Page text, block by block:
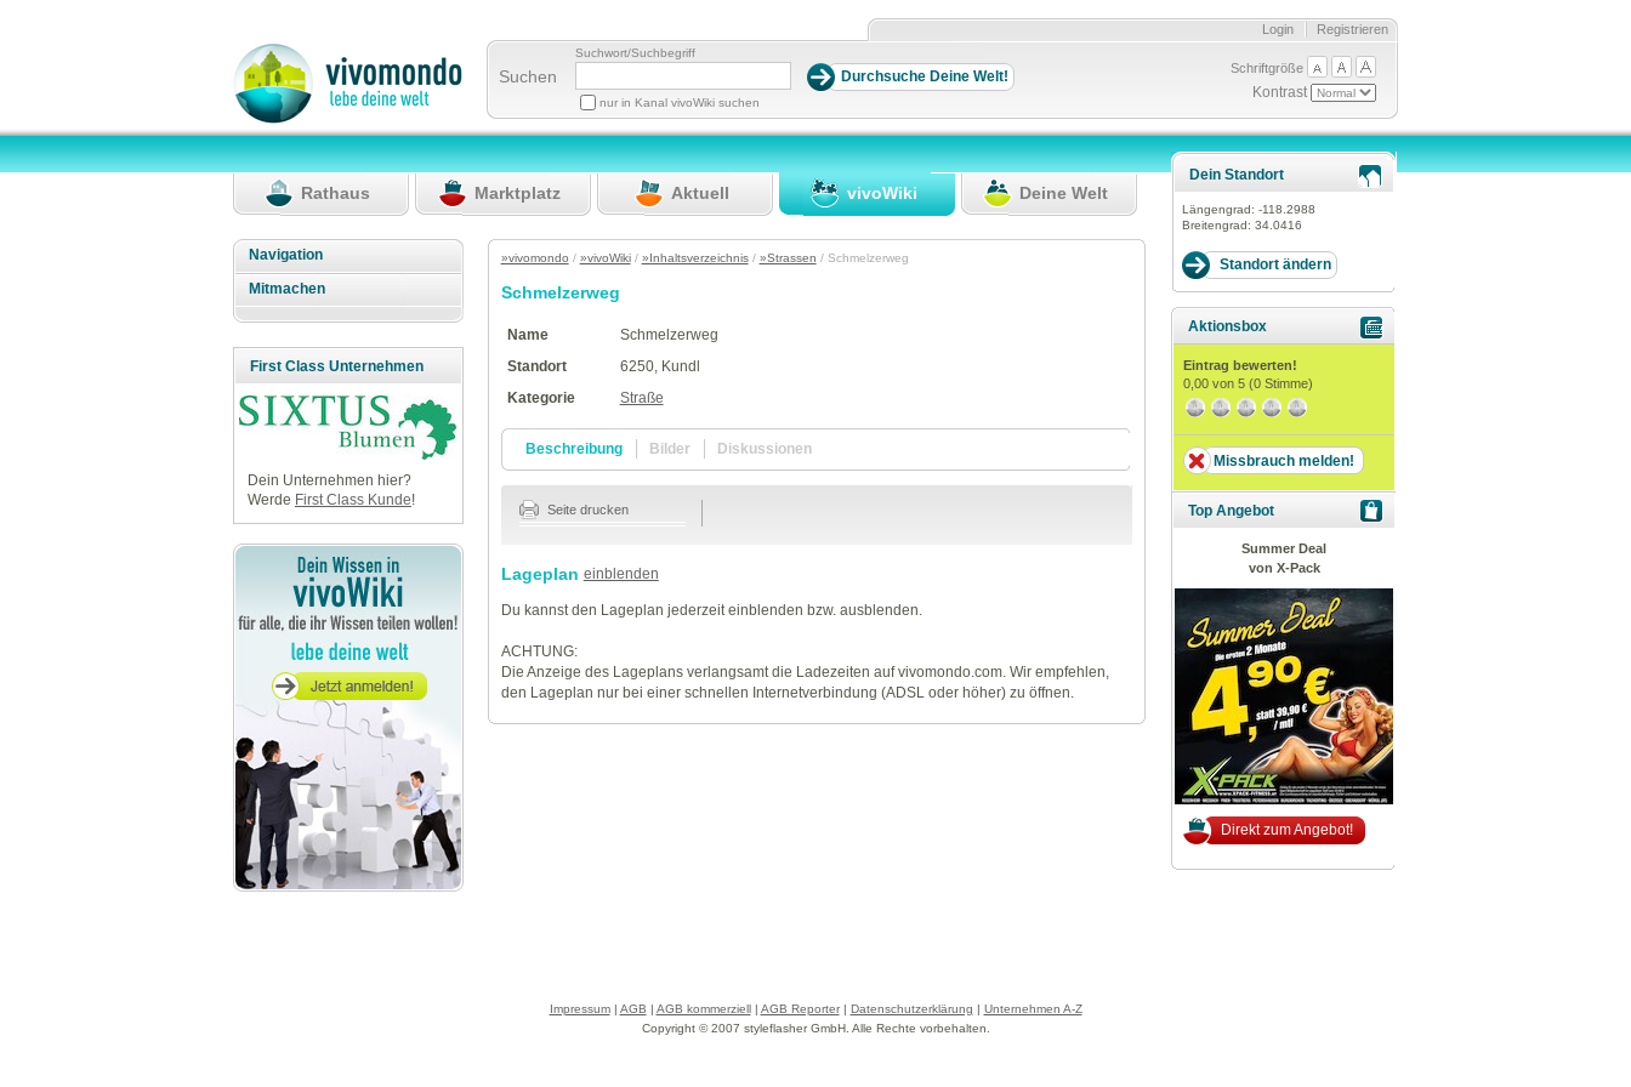
Registrieren
Login
Suchen
Suchwort/Suchbegriff
nur in Kanal vivoWiki suchen
Schriftgröße
Kontrast
Rathaus Marktplatz Aktuell vivoWiki Deine Welt
Navigation
Mitmachen
First Class Unternehmen
Dein Unternehmen hier?
Werde First Class Kunde!
»vivomondo / »vivoWiki/ »Inhaltsverzeichnis/ »Strassen / Schmelzerweg
Schmelzerweg
Name
Schmelzerweg
Standort
6250, Kundl
Kategorie
Straße
Beschreibung Bilder Diskussionen
Seite drucken
Lageplan einblenden
Du kannst den Lageplan jederzeit einblenden bzw. ausblenden.
ACHTUNG:
Die Anzeige des Lageplans verlangsamt die Ladezeiten auf vivomondo.com. Wir empfehlen,
den Lageplan nur bei einer schnellen Internetverbindung (ADSL oder höher) zu öffnen.
Dein Standort
Längengrad: -118.2988
Breitengrad: 34.0416
Aktionsbox
Eintrag bewerten!
0,00 von 5 (0 Stimme)
Missbrauch melden!
Top Angebot
Summer Deal
von X-Pack
Direkt zum Angebot!
Impressum| AGB | AGB kommerziell| AGB Reporter| Datenschutzerklärung | Unternehmen A-Z
Copyright © 2007 styleflasher GmbH. Alle Rechte vorbehalten.